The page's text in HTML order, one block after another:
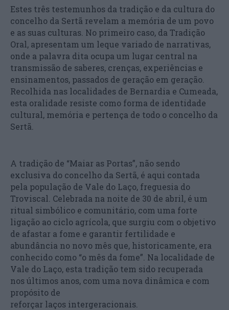
Estes três testemunhos da tradição e da cultura do
concelho da Sertã revelam a memória de um povo
e as suas culturas. No primeiro caso, da Tradição
Oral, apresentam um leque variado de narrativas,
onde a palavra dita ocupa um lugar central na
transmissão de saberes, crenças, experiências e
ensinamentos, passados de geração em geração.
Recolhida nas localidades de Bernardia e Cumeada,
esta oralidade resiste como forma de identidade
cultural, memória e pertença de todo o concelho da
Sertã.
A tradição de “Maiar as Portas”, não sendo
exclusiva do concelho da Sertã, é aqui contada
pela população de Vale do Laço, freguesia do
Troviscal. Celebrada na noite de 30 de abril, é um
ritual simbólico e comunitário, com uma forte
ligação ao ciclo agrícola, que surgiu com o objetivo
de afastar a fome e garantir fertilidade e
abundância no novo mês que, historicamente, era
conhecido como “o mês da fome”. Na localidade de
Vale do Laço, esta tradição tem sido recuperada
nos últimos anos, com uma nova dinâmica e com
propósito de
reforçar laços intergeracionais.